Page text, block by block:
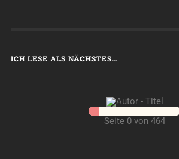
ICH LESE ALS NÄCHSTES…
Seite 0 von 464